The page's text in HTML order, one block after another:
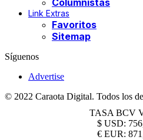
Columnistas
Link Extras
Favoritos
Sitemap
Síguenos
Advertise
© 2022 Caraota Digital. Todos los
TASA BCV
$ USD:
€ EUR: